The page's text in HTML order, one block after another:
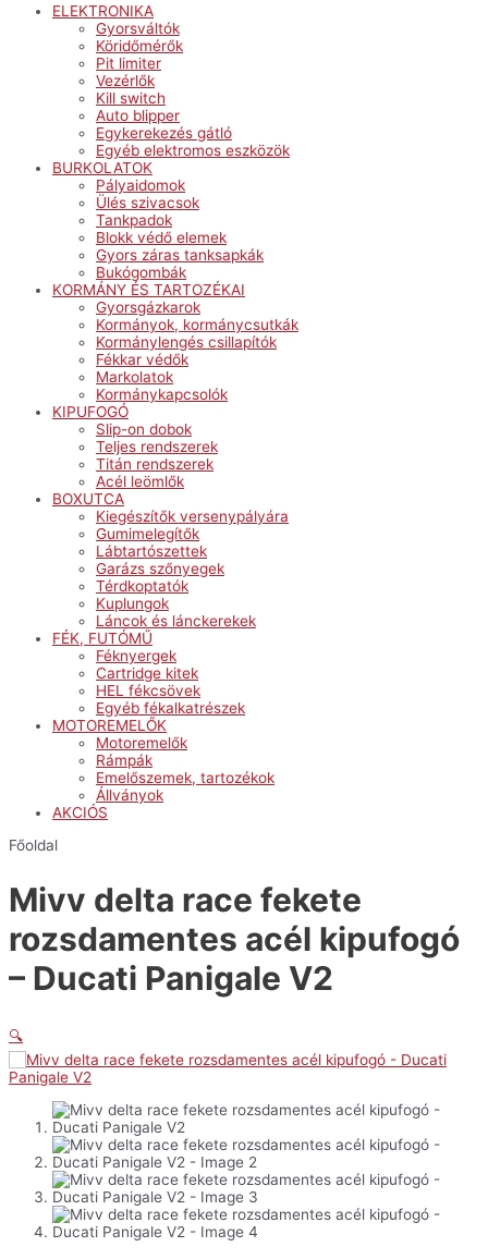
ELEKTRONIKA
Gyorsváltók
Köridőmérők
Pit limiter
Vezérlők
Kill switch
Auto blipper
Egykerekezés gátló
Egyéb elektromos eszközök
BURKOLATOK
Pályaidomok
Ülés szivacsok
Tankpadok
Blokk védő elemek
Gyors záras tanksapkák
Bukógombák
KORMÁNY ÉS TARTOZÉKAI
Gyorsgázkarok
Kormányok, kormánycsutkák
Kormánylengés csillapítók
Fékkar védők
Markolatok
Kormánykapcsolók
KIPUFOGÓ
Slip-on dobok
Teljes rendszerek
Titán rendszerek
Acél leömlők
BOXUTCA
Kiegészítők versenypályára
Gumimelegítők
Lábtartószettek
Garázs szőnyegek
Térdkoptatók
Kuplungok
Láncok és lánckerekek
FÉK, FUTÓMŰ
Féknyergek
Cartridge kitek
HEL fékcsövek
Egyéb fékalkatrészek
MOTOREMELŐK
Motoremelők
Rámpák
Emelőszemek, tartozékok
Állványok
AKCIÓS
Főoldal
Mivv delta race fekete
rozsdamentes acél kipufogó
– Ducati Panigale V2
🔍